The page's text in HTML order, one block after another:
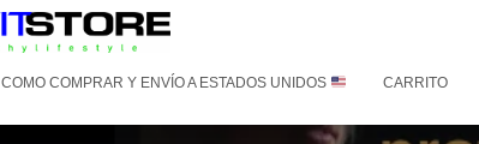
COMO COMPRAR Y ENVÍO A ESTADOS UNIDOS CARRITO